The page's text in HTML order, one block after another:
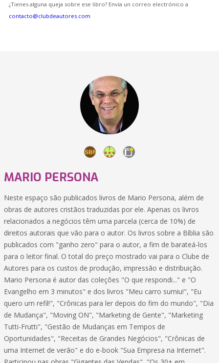
¿Tienes alguna queja sobre ese libro? Envía un correo electrónico a
contacto@clubdeautores.com
MARIO PERSONA
Neste espaço são publicados livros de Mario Persona, além de
obras de autores cristãos traduzidas por ele. Apenas os livros
relacionados a negócios têm uma parcela (cerca de 10%) de
direitos autorais que vão para o autor. Os livros sobre a Bíblia são
publicados com "ganho zero" para o autor, a fim de barateá-los
para o leitor final. O total do preço mostrado vai para o Clube de
Autores para os custos de produção, impressão e distribuição.
Mario Persona é autor das coleções "O que respondi..." e "O
Evangelho em 3 minutos" e dos livros "Meu carro sumiu!", "Eu
quero um refil!", "Crônicas para ler depois do fim do mundo", "Dia
de Mudança", "Moving ON", "Marketing de Gente", "Marketing
Tutti-Frutti", "Gestão de Mudanças em Tempos de
Oportunidades", "Receitas de Grandes Negócios", "Crônicas de
uma Internet de verão" e do e-book "Sua Empresa na Internet".